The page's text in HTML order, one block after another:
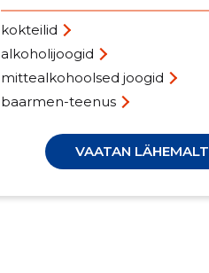
kokteilid
alkoholijoogid
mittealkohoolsed joogid
baarmen-teenus
VAATAN LÄHEMALT